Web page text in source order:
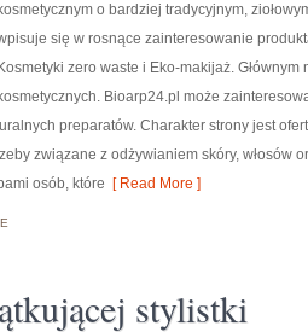
kosmetycznym o bardziej tradycyjnym,
się w rosnące zainteresowanie
Kosmetyki zero waste i Eko-makijaż.
kosmetycznych. Bioarp24.pl może
preparatów. Charakter strony jest
związane z odżywianiem skóry, włosów
osób, które [ Read More ]
stylistki